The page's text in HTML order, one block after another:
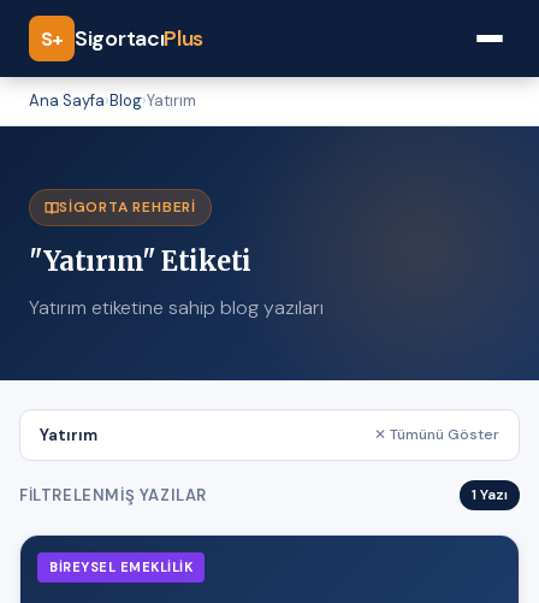
S+ SigortacıPlus
Ana Sayfa›Blog›Yatırım
SIGORTA REHBERI
"Yatırım" Etiketi
Yatırım etiketine sahip blog yazıları
Yatırım ✕ Tümünü Göster
FILTRELENMIŞ YAZILAR 1 Yazı
BIREYSEL EMEKLILIK